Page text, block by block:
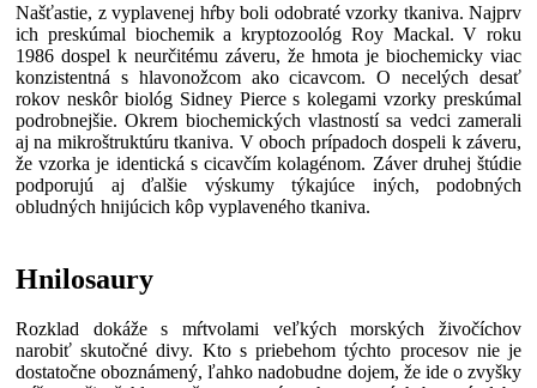
Našťastie, z vyplavenej hŕby boli odobraté vzorky tkaniva. Najprv
ich preskúmal biochemik a kryptozoológ Roy Mackal. V roku
1986 dospel k neurčitému záveru, že hmota je biochemicky viac
konzistentná s hlavonožcom ako cicavcom. O necelých desať
rokov neskôr biológ Sidney Pierce s kolegami vzorky preskúmal
podrobnejšie. Okrem biochemických vlastností sa vedci zamerali
aj na mikroštruktúru tkaniva. V oboch prípadoch dospeli k záveru,
že vzorka je identická s cicavčím kolagénom. Záver druhej štúdie
podporujú aj ďalšie výskumy týkajúce iných, podobných
obludných hnijúcich kôp vyplaveného tkaniva.
Hnilosaury
Rozklad dokáže s mŕtvolami veľkých morských živočíchov
narobiť skutočné divy. Kto s priebehom týchto procesov nie je
dostatočne oboznámený, ľahko nadobudne dojem, že ide o zvyšky